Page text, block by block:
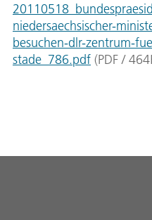
niedersaechsischer-
besuchen-dlr-zentrum-
stade_786.pdf (PDF / 464